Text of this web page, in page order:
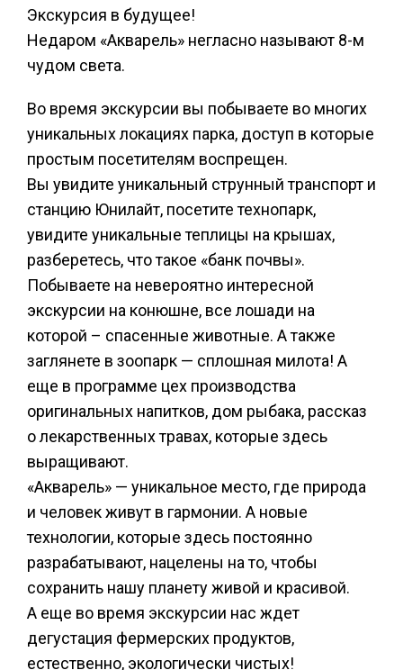
Экскурсия в будущее!
Недаром «Акварель» негласно называют 8-м
чудом света.
Во время экскурсии вы побываете во многих
уникальных локациях парка, доступ в которые
простым посетителям воспрещен.
Вы увидите уникальный струнный транспорт и
станцию Юнилайт, посетите технопарк,
увидите уникальные теплицы на крышах,
разберетесь, что такое «банк почвы».
Побываете на невероятно интересной
экскурсии на конюшне, все лошади на
которой – спасенные животные. А также
заглянете в зоопарк — сплошная милота! А
еще в программе цех производства
оригинальных напитков, дом рыбака, рассказ
о лекарственных травах, которые здесь
выращивают.
«Акварель» — уникальное место, где природа
и человек живут в гармонии. А новые
технологии, которые здесь постоянно
разрабатывают, нацелены на то, чтобы
сохранить нашу планету живой и красивой.
А еще во время экскурсии нас ждет
дегустация фермерских продуктов,
естественно, экологически чистых!